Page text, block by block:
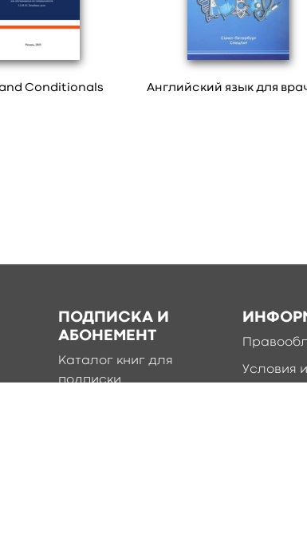
Conditionals Английский язык для
ПОДПИСКА И
АБОНЕМЕНТ
Каталог книг для
подписки
Условия